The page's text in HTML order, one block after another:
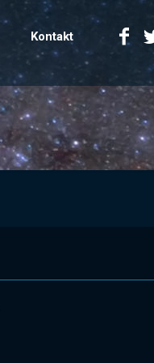
Kontakt